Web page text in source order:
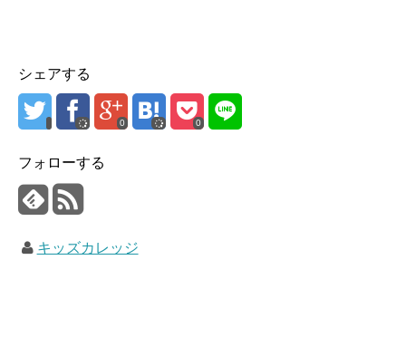
シェアする
0 0
フォローする
キッズカレッジ